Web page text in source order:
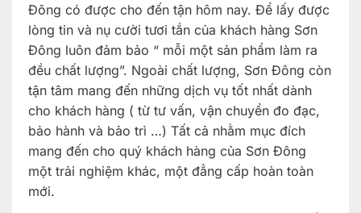
Đông có được cho đến tận hôm nay. Để lấy được
lòng tin và nụ cười tươi tắn của khách hàng Sơn
Đông luôn đảm bảo “ mỗi một sản phẩm làm ra
đều chất lượng”. Ngoài chất lượng, Sơn Đông còn
tận tâm mang đến những dịch vụ tốt nhất dành
cho khách hàng ( từ tư vấn, vận chuyển đo đạc,
bảo hành và bảo trì …) Tất cả nhằm mục đích
mang đến cho quý khách hàng của Sơn Đông
một trải nghiệm khác, một đẳng cấp hoàn toàn
mới.